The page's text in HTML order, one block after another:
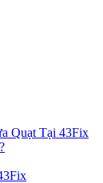
Quạt Tại 43Fix